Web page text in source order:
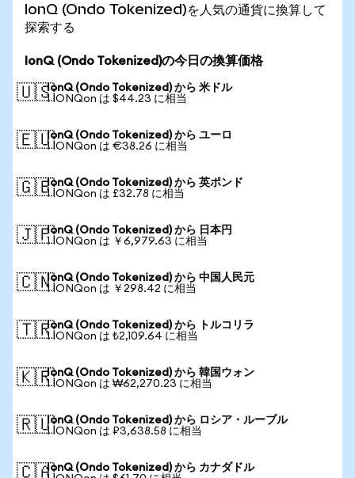
IonQ (Ondo Tokenized)を人気の通貨に換算して
探索する
IonQ (Ondo Tokenized)の今日の換算価格
🇺🇸IonQ (Ondo Tokenized) から 米ドル
1 IONQon は $44.23 に相当
🇪🇺IonQ (Ondo Tokenized) から ユーロ
1 IONQon は €38.26 に相当
🇬🇧IonQ (Ondo Tokenized) から 英ポンド
1 IONQon は £32.78 に相当
🇯🇵IonQ (Ondo Tokenized) から 日本円
1 IONQon は ￥6,979.63 に相当
🇨🇳IonQ (Ondo Tokenized) から 中国人民元
1 IONQon は ￥298.42 に相当
🇹🇷IonQ (Ondo Tokenized) から トルコリラ
1 IONQon は ₺2,109.64 に相当
🇰🇷IonQ (Ondo Tokenized) から 韓国ウォン
1 IONQon は ₩62,270.23 に相当
🇷🇺IonQ (Ondo Tokenized) から ロシア・ルーブル
1 IONQon は ₽3,638.58 に相当
🇨🇦IonQ (Ondo Tokenized) から カナダドル